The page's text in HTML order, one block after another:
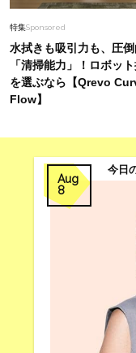
特集Sponsored
水拭きも吸引力も、圧
「清掃能力」！ロボッ
を選ぶなら【Qrevo
Flow】
Aug
8
今日